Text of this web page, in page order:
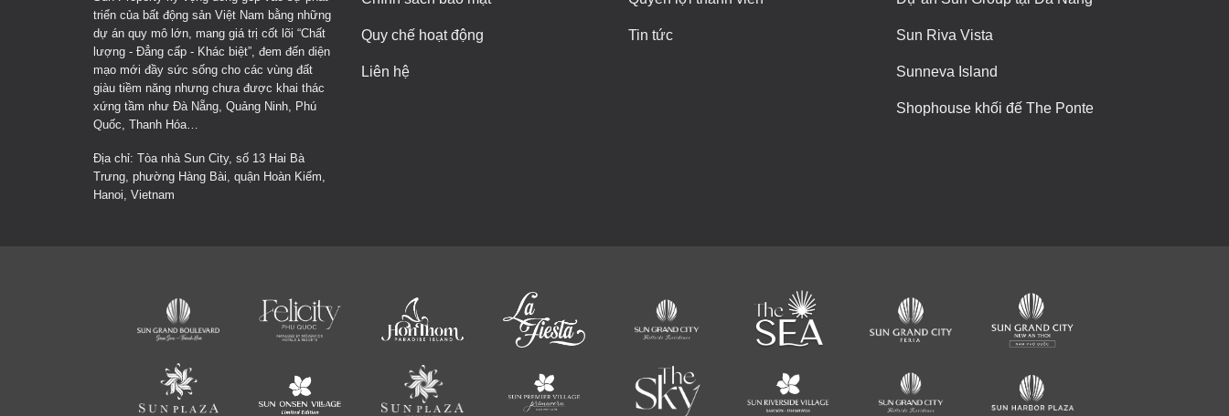
triển của bất động sản Việt Nam bằng những
dự án quy mô lớn, mang giá trị cốt lõi “Chất
lượng - Đẳng cấp - Khác biệt”, đem đến diện
mạo mới đầy sức sống cho các vùng đất
giàu tiềm năng nhưng chưa được khai thác
xứng tầm như Đà Nẵng, Quảng Ninh, Phú
Quốc, Thanh Hóa…
Địa chỉ: Tòa nhà Sun City, số 13 Hai Bà
Trưng, phường Hàng Bài, quận Hoàn Kiếm,
Hanoi, Vietnam
Quy chế hoạt động
Liên hệ
Tin tức Sun Riva Vista
Sunneva Island
Shophouse khối đế The Ponte